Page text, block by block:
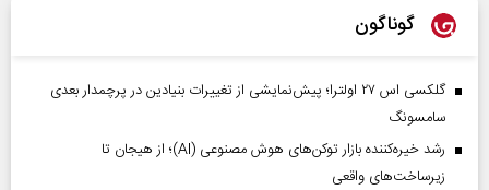
گوناگون
گلکسی اس ۲۷ اولترا؛ پیش‌نمایشی از تغییرات بنیادین در پرچمدار بعدی
سامسونگ
رشد خیره‌کننده بازار توکن‌های هوش مصنوعی (AI)؛ از هیجان تا
زیرساخت‌های واقعی